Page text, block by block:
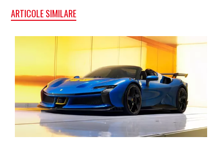
ARTICOLE SIMILARE